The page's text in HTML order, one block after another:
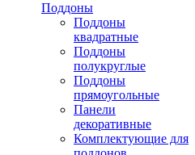
Поддоны
Поддоны
квадратные
Поддоны
полукруглые
Поддоны
прямоугольные
Панели
декоративные
Комплектующие для